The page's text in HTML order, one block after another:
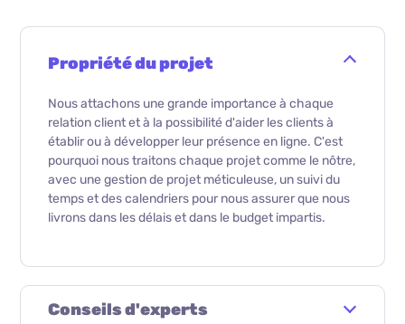
Propriété du projet
Nous attachons une grande importance à chaque
relation client et à la possibilité d'aider les clients à
établir ou à développer leur présence en ligne. C'est
pourquoi nous traitons chaque projet comme le nôtre,
avec une gestion de projet méticuleuse, un suivi du
temps et des calendriers pour nous assurer que nous
livrons dans les délais et dans le budget impartis.
Conseils d'experts